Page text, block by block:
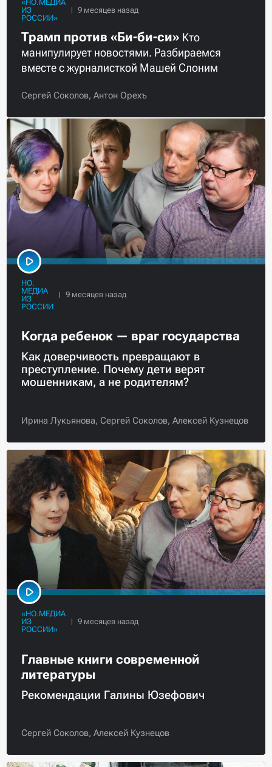
«НО.МЕДИА
ИЗ
РОССИИ»
Трамп против «Би-би-си» Кто
манипулирует новостями. Разбираемся
вместе с журналисткой Машей Слоним
Сергей Соколов, Антон Орехъ
НО.
МЕДИА
ИЗ
РОССИИ
Когда ребенок — враг государства
Как доверчивость превращают в
преступление. Почему дети верят
мошенникам, а не родителям?
Ирина Лукьянова, Сергей Соколов, Алексей Кузнецов
«НО.МЕДИА
ИЗ
РОССИИ»
Главные книги современной
литературы
Рекомендации Галины Юзефович
Сергей Соколов, Алексей Кузнецов